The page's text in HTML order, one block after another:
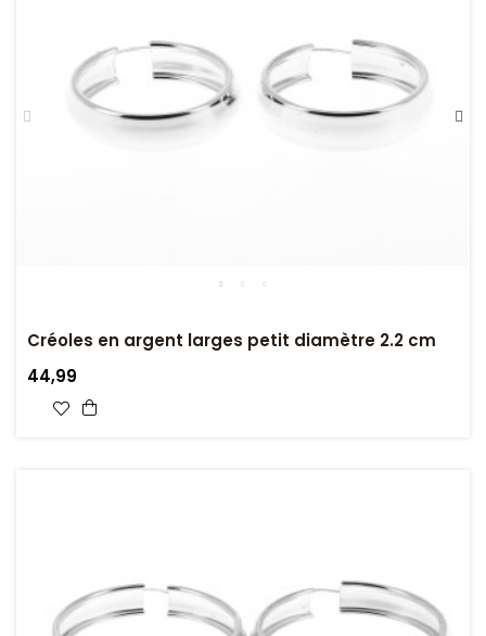
Créoles en argent larges petit diamètre 2.2 cm
44,99